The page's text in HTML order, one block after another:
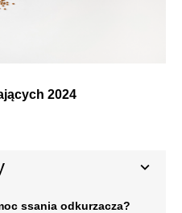
ssania odkurzacza?
2024